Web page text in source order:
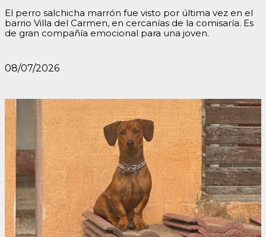
El perro salchicha marrón fue visto por última vez en el
barrio Villa del Carmen, en cercanías de la comisaría. Es
de gran compañía emocional para una joven.
08/07/2026